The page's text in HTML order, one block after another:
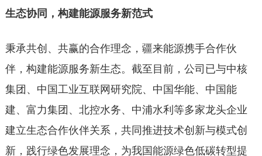
生态协同，构建能源服务新范式
秉承共创、共赢的合作理念，疆来能源携手合作伙
伴，构建能源服务新生态。截至目前，公司已与中核
集团、中国工业互联网研究院、中国华能、中国能
建、富力集团、北控水务、中浦水利等多家龙头企业
建立生态合作伙伴关系，共同推进技术创新与模式创
新，践行绿色发展理念，为我国能源绿色低碳转型提